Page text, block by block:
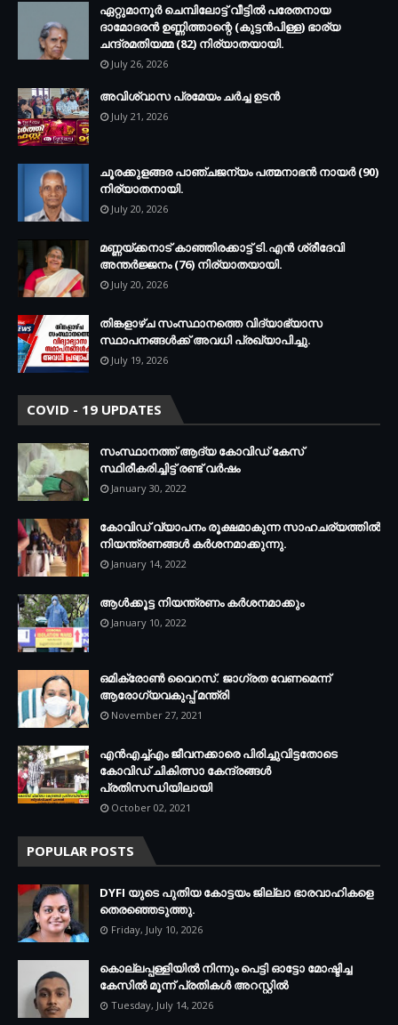
ഏറ്റുമാനൂര്‍ ചെമ്പിലോട്ട് വീട്ടില്‍ പരേതനായ
ദാമോദരന്‍ ഉണ്ണിത്താന്റെ (കുട്ടന്‍പിള്ള) ഭാര്യ
ചന്ദ്രമതിയമ്മ (82) നിര്യാതയായി.
July 26, 2026
അവിശ്വാസ പ്രമേയം ചര്‍ച്ച ഉടന്‍
July 21, 2026
ചൂരക്കുളങ്ങര പാഞ്ചജന്യം പത്മനാഭന്‍ നായര്‍ (90)
നിര്യാതനായി.
July 20, 2026
മണ്ണയ്ക്കനാട് കാഞ്ഞിരക്കാട്ട് ടി.എന്‍ ശ്രീദേവി
അന്തര്‍ജ്ജനം (76) നിര്യാതയായി.
July 20, 2026
തിങ്കളാഴ്ച സംസ്ഥാനത്തെ വിദ്യാഭ്യാസ
സ്ഥാപനങ്ങള്‍ക്ക് അവധി പ്രഖ്യാപിച്ചു.
July 19, 2026
COVID - 19 UPDATES
സംസ്ഥാനത്ത് ആദ്യ കോവിഡ് കേസ്
സ്ഥിരീകരിച്ചിട്ട് രണ്ട് വര്‍ഷം
January 30, 2022
കോവിഡ് വ്യാപനം രൂക്ഷമാകുന്ന സാഹചര്യത്തില്‍
നിയന്ത്രണങ്ങള്‍ കര്‍ശനമാക്കുന്നു.
January 14, 2022
ആള്‍ക്കൂട്ട നിയന്ത്രണം കര്‍ശനമാക്കും
January 10, 2022
ഒമിക്രോണ്‍ വൈറസ്. ജാഗ്രത വേണമെന്ന്
ആരോഗ്യവകുപ്പ് മന്ത്രി
November 27, 2021
എന്‍എച്ച്എം ജീവനക്കാരെ പിരിച്ചുവിട്ടതോടെ
കോവിഡ് ചികിത്സാ കേന്ദ്രങ്ങള്‍
പ്രതിസന്ധിയിലായി
October 02, 2021
POPULAR POSTS
DYFI യുടെ പുതിയ കോട്ടയം ജില്ലാ ഭാരവാഹികളെ
തെരഞ്ഞെടുത്തു.
Friday, July 10, 2026
കൊല്ലപ്പള്ളിയില്‍ നിന്നും പെട്ടി ഓട്ടോ മോഷ്ടിച്ച
കേസില്‍ മൂന്ന് പ്രതികള്‍ അറസ്റ്റില്‍
Tuesday, July 14, 2026